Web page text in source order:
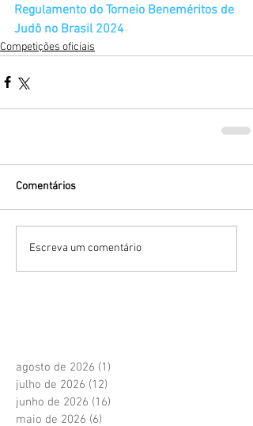
Regulamento do Torneio Beneméritos de
Judô no Brasil 2024
Competições oficiais
Comentários
Escreva um comentário
agosto de 2026 (1)
julho de 2026 (12)
junho de 2026 (16)
maio de 2026 (6)